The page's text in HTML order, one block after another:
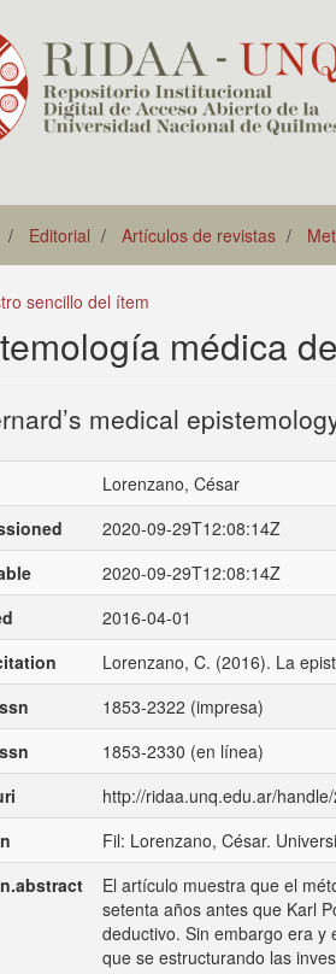
Editorial Artículos de revistas
sencillo del ítem
médica
medical
Lorenzano, César
2020-09-29T12:08:14Z
2020-09-29T12:08:14Z
2016-04-01
Lorenzano, C. (2016). La
1853-2322 (impresa)
1853-2330 (en línea)
http://ridaa.unq.edu.ar/
Fil: Lorenzano, César.
El artículo muestra que el
setenta años antes que Karl
deductivo. Sin embargo era y
que se estructurando las